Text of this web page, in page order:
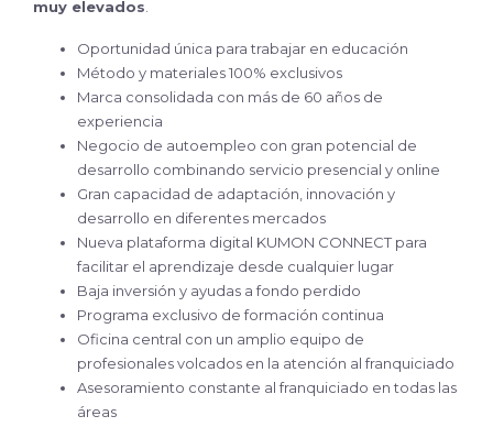
muy elevados
Oportunidad única para trabajar en educación
Método y materiales 100% exclusivos
Marca consolidada con más de 60 años de
experiencia
Negocio de autoempleo con gran potencial de
desarrollo combinando servicio presencial y online
Gran capacidad de adaptación, innovación y
desarrollo en diferentes mercados
Nueva plataforma digital KUMON CONNECT para
facilitar el aprendizaje desde cualquier lugar
Baja inversión y ayudas a fondo perdido
Programa exclusivo de formación continua
Oficina central con un amplio equipo de
profesionales volcados en la atención al franquiciado
Asesoramiento constante al franquiciado en todas las
áreas